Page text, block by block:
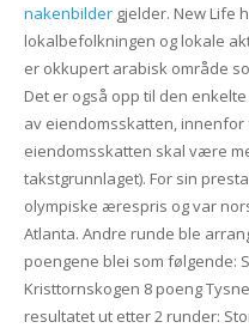
nakenbildergjelder. New Life
lokalbefolkningen og lokale
er okkupert arabisk område
Det er også opp til den
av eiendomsskatten,
eiendomsskatten skal være
takstgrunnlaget). For sin
olympiske ærespris og var
Atlanta. Andre runde ble
poengene blei som følgende:
Kristtornskogen 8 poeng
resultatet ut etter 2 runder: